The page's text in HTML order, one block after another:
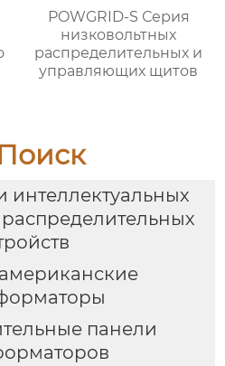
POWGRID-S Серия
низковольтных
распределительных и
управляющих щитов
интеллектуальных
панели